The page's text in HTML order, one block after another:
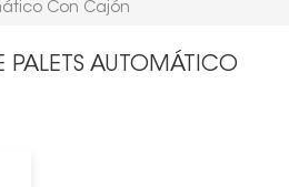
Con Cajón
PALETS AUTOMÁTICO